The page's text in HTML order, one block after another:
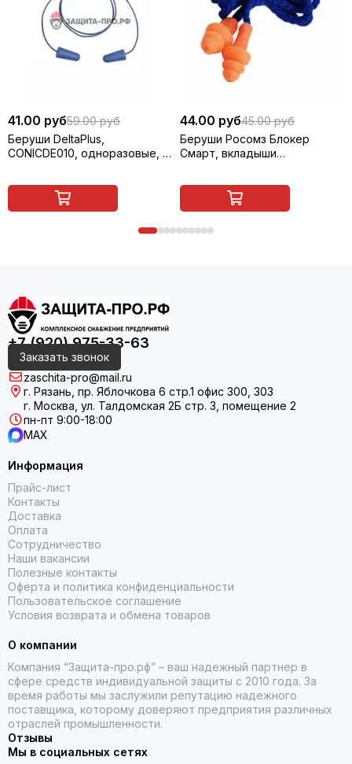
41.00 руб59.00 руб
Беруши DeltaPlus,
CONICDE010, одноразовые, с
44.00 руб45.00 руб
Беруши Росомз Блокер
Смарт, вкладыши
оранжевый, арт. 63515
+7 (920) 975-33-63
Заказать звонок
zaschita-pro@mail.ru
г. Рязань, пр. Яблочкова 6 стр.1 офис 300, 303
г. Москва, ул. Талдомская 2Б стр. 3, помещение 2
пн-пт 9:00-18:00
MAX
Информация
Прайс-лист
Контакты
Доставка
Оплата
Сотрудничество
Наши вакансии
Полезные контакты
Оферта и политика конфиденциальности
Пользовательское соглашение
Условия возврата и обмена товаров
О компании
Компания “Защита-про.рф” – ваш надежный партнер в
сфере средств индивидуальной защиты с 2010 года. За
время работы мы заслужили репутацию надежного
поставщика, которому доверяют предприятия различных
отраслей промышленности.
Отзывы
Мы в социальных сетях